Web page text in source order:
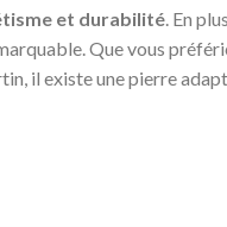
et durabilité . En
Que vous
il existe une pierre